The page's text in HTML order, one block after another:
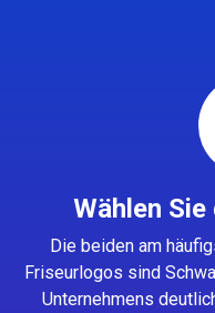
Wählen
Die beiden am
Friseurlogos sind
Unternehmens